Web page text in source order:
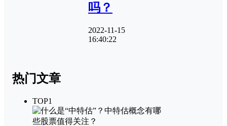
吗？
2022-11-15
16:40:22
热门文章
TOP1